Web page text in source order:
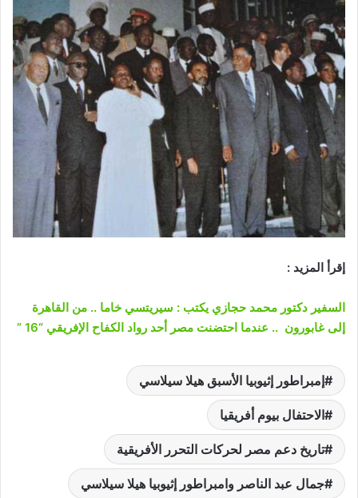
إقرأ المزيد :
السفير دكتور محمد حجازي يكتب : سيريتسي خاما .. من القاهرة
إلى غابورون .. عندما احتضنت مصر أحد رواد الكفاح الإفريقي “16 ”
إمبراطور إثيوبيا الأسبق هيلا سيلاسي
الاحتفال بيوم أفريقيا
تاريخ دعم مصر لحركات التحرر الأفريقية
جمال عبد الناصر وامبراطور إثيوبيا هيلا سيلاسي